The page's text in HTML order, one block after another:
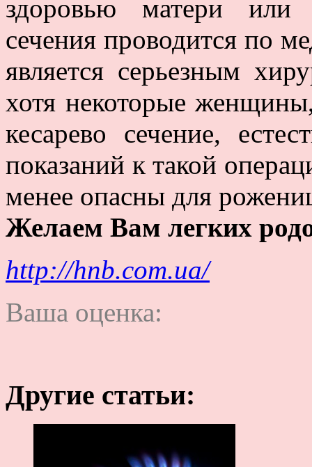
здоровью матери или
сечения проводится по
является серьезным
хотя некоторые
кесарево сечение,
показаний к такой
менее опасны для
Желаем Вам легких
http://hnb.com.ua/
Ваша оценка:
Другие статьи: